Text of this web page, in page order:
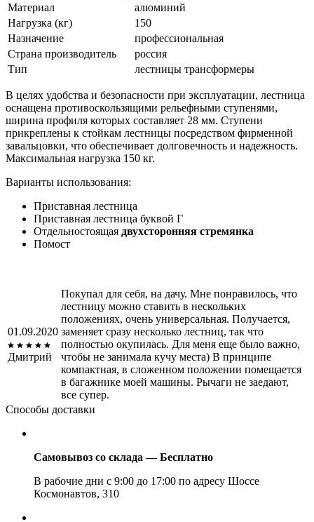
Материал
алюминий
Нагрузка (кг)
150
Назначение
профессиональная
Страна производитель
россия
Тип
лестницы трансформеры
В целях удобства и безопасности при эксплуатации, лестница
оснащена противоскользящими рельефными ступенями,
ширина профиля которых составляет 28 мм. Ступени
прикреплены к стойкам лестницы посредством фирменной
завальцовки, что обеспечивает долговечность и надежность.
Максимальная нагрузка 150 кг.
Варианты использования:
Приставная лестница
Приставная лестница буквой Г
Отдельностоящая двухсторонняя стремянка
Помост
01.09.2020
Дмитрий
Покупал для себя, на дачу. Мне понравилось, что
лестницу можно ставить в нескольких
положениях, очень универсальная. Получается,
заменяет сразу несколько лестниц, так что
полностью окупилась. Для меня еще было важно,
чтобы не занимала кучу места) В принципе
компактная, в сложенном положении помещается
в багажнике моей машины. Рычаги не заедают,
все супер.
Способы доставки
Самовывоз со склада — Бесплатно
В рабочие дни с 9:00 до 17:00 по адресу Шоссе
Космонавтов, 310